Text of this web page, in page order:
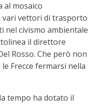
al mosaico
vari vettori di trasporto
nel civismo ambientale
il direttore
Rosso. Che però non
Frecce fermarsi nella
tempo ha dotato il